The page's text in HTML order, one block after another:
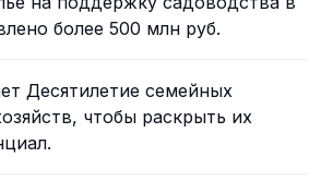
более 500 млн руб.
Десятилетие семейных
чтобы раскрыть их